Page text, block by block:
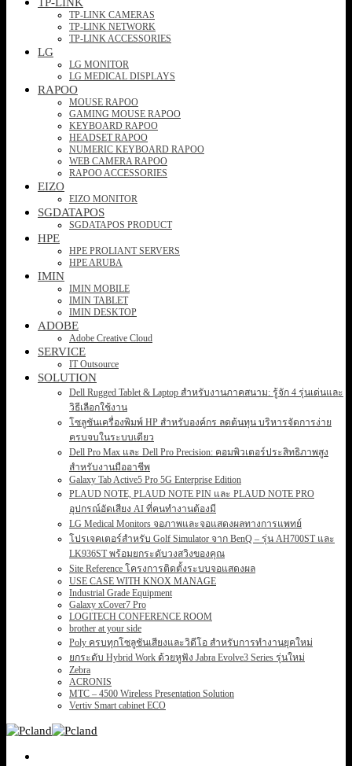
TP-LINK CAMERAS
TP-LINK NETWORK
TP-LINK ACCESSORIES
LG
LG MONITOR
LG MEDICAL DISPLAYS
RAPOO
MOUSE RAPOO
GAMING MOUSE RAPOO
KEYBOARD RAPOO
HEADSET RAPOO
NUMERIC KEYBOARD RAPOO
WEB CAMERA RAPOO
RAPOO ACCESSORIES
EIZO
EIZO MONITOR
SGDATAPOS
SGDATAPOS PRODUCT
HPE
HPE PROLIANT SERVERS
HPE ARUBA
IMIN
IMIN MOBILE
IMIN TABLET
IMIN DESKTOP
ADOBE
Adobe Creative Cloud
SERVICE
IT Outsource
SOLUTION
Dell Rugged Tablet & Laptop สำหรับงานภาคสนาม: รู้จัก 4 รุ่นเด่นและ
วิธีเลือกใช้งาน
โซลูชันเครื่องพิมพ์ HP สำหรับองค์กร ลดต้นทุน บริหารจัดการง่าย
ครบจบในระบบเดียว
Dell Pro Max และ Dell Pro Precision: คอมพิวเตอร์ประสิทธิภาพสูง
สำหรับงานมืออาชีพ
Galaxy Tab Active5 Pro 5G Enterprise Edition
PLAUD NOTE, PLAUD NOTE PIN และ PLAUD NOTE PRO
อุปกรณ์อัดเสียง AI ที่คนทำงานต้องมี
LG Medical Monitors จอภาพและจอแสดงผลทางการแพทย์
โปรเจคเตอร์สำหรับ Golf Simulator จาก BenQ – รุ่น AH700ST และ
LK936ST พร้อมยกระดับวงสวิงของคุณ
Site Reference โครงการติดตั้งระบบจอแสดงผล
USE CASE WITH KNOX MANAGE
Industrial Grade Equipment
Galaxy xCover7 Pro
LOGITECH CONFERENCE ROOM
brother at your side
Poly ครบทุกโซลูชันเสียงและวิดีโอ สำหรับการทำงานยุคใหม่
ยกระดับ Hybrid Work ด้วยหูฟัง Jabra Evolve3 Series รุ่นใหม่
Zebra
ACRONIS
MTC – 4500 Wireless Presentation Solution
Vertiv Smart cabinet ECO